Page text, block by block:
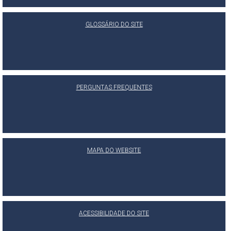
GLOSSÁRIO DO SITE
PERGUNTAS FREQUENTES
MAPA DO WEBSITE
ACESSIBILIDADE DO SITE